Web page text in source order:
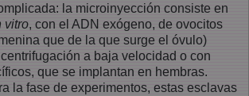
la microinyección consiste en
vitro, con el ADN exógeno, de ovocitos
que de la que surge el óvulo)
a baja velocidad o con
que se implantan en hembras.
la fase de experimentos, estas esclavas